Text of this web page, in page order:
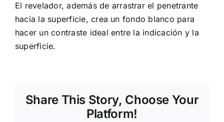
Servicios
El revelador, además de arrastrar el penetrante
hacia la superficie, crea un fondo blanco para
hacer uncontraste ideal entre la indicación y la
superficie.
Share This Story, Choose Your
Platform!